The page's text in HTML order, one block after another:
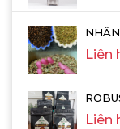
Liên
Liên